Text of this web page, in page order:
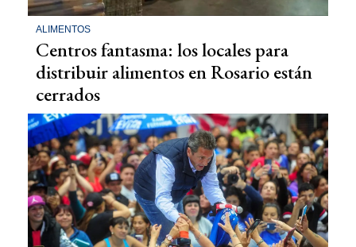
ALIMENTOS
Centros fantasma: los locales para
distribuir alimentos en Rosario están
cerrados